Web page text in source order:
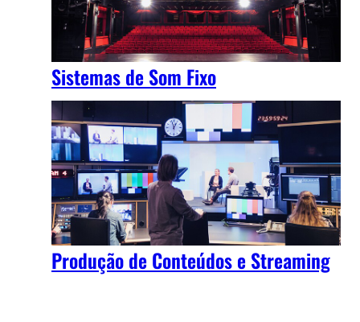
Sistemas de Som Fixo
Produção de Conteúdos e Streaming